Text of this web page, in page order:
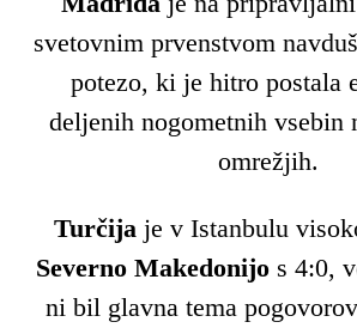
svetovnim prvenstvom
potezo, ki je hitro postala
deljenih nogometnih vsebin
omrežjih.
Turčija je v Istanbulu
Severno Makedonijo s 4:0,
ni bil glavna tema